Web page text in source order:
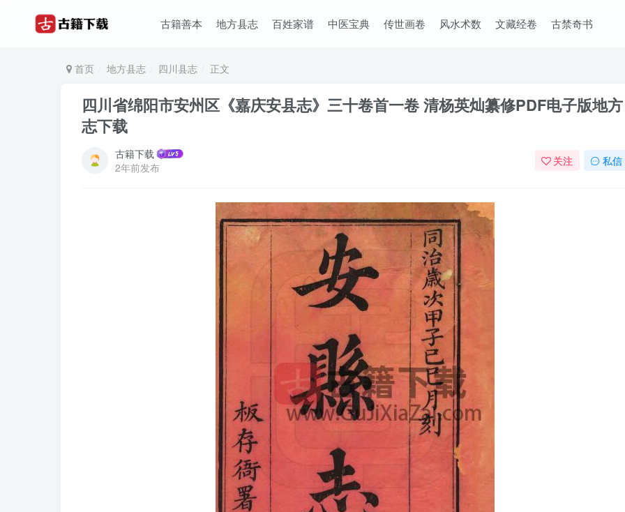
古籍善本 地方县志 百姓家谱 中医宝典 传世画卷 风水术数 文藏经卷 古禁奇书
首页 地方县志 四川县志 正文
四川省绵阳市安州区《嘉庆安县志》三十卷首一卷 清杨英灿纂修PDF电子版地方
志下载
古籍下载
2年前发布
关注 私信